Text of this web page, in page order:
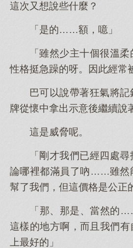
這次又想說些什麼？
「是的……額，噫」
「雖然少主十個很溫
性格挺急躁的呀。因此經常
巴可以說帶著狂氣將
牌從懷中拿出示意後繼續說
這是威脅呢。
「剛才我們已經四處
論哪裡都滿員了吶……雖然
幫了我們，但這價格是公正
「那、那是、當然的
這樣的地方啊，而且我們
上最好的」